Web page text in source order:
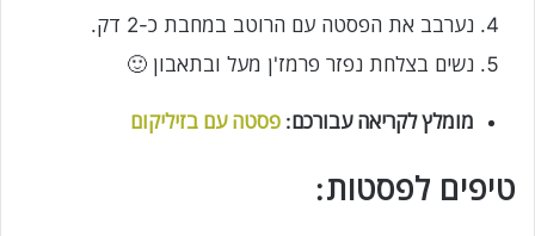
נערבב את הפסטה עם הרוטב במחבת כ-2 דק.
נשים בצלחת נפזר פרמז'ן מעל ובתאבון 🙂
מומלץ לקריאה עבורכם: פסטה עם בזיליקום
טיפים לפסטות: